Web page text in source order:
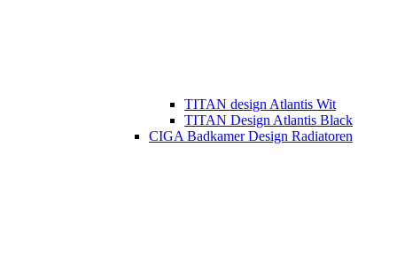
TITAN design Atlantis Wit
TITAN Design Atlantis Black
CIGA Badkamer Design Radiatoren